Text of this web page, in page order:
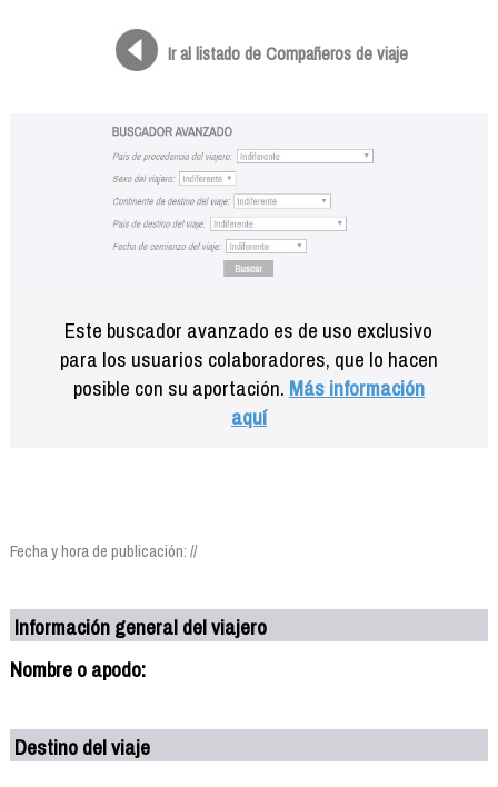
Ir al listado de Compañeros de viaje
Este buscador avanzado es de uso exclusivo
para los usuarios colaboradores, que lo hacen
posible con su aportación. Más información
aquí
Fecha y hora de publicación: //
Información general del viajero
Nombre o apodo:
Destino del viaje